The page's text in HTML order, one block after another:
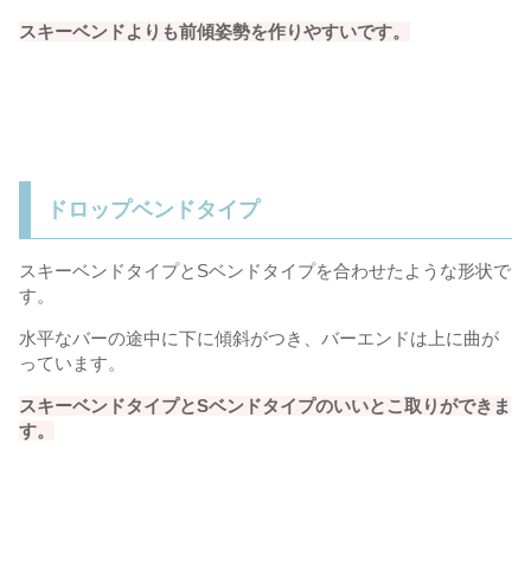
スキーベンドよりも前傾姿勢を作りやすいです。
ドロップベンドタイプ
スキーベンドタイプとSベンドタイプを合わせたような形状で
す。
水平なバーの途中に下に傾斜がつき、バーエンドは上に曲が
っています。
スキーベンドタイプとSベンドタイプのいいとこ取りができま
す。